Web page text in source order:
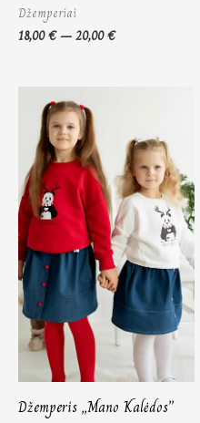
Džemperiai
18,00€–20,00€
Džemperis „Mano Kalėdos”
through
24,00 €